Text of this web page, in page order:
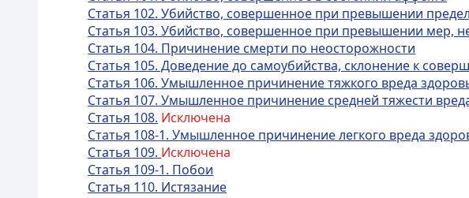
Статья 102. Убийство, совершенное при превышении
Статья 103. Убийство, совершенное при превышении мер,
Статья 104. Причинение смерти по неосторожности
Статья 105. Доведение до самоубийства, склонение к
Статья 106. Умышленное причинение тяжкого вреда
Статья 107. Умышленное причинение средней тяжести
Статья 108. Исключена
Статья 108-1. Умышленное причинение легкого вреда
Статья 109. Исключена
Статья 109-1. Побои
Статья 110. Истязание